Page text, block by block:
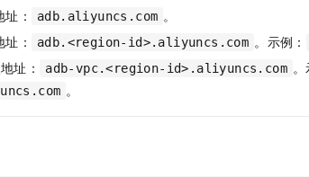
： adb.aliyuncs.com 。
：
adb.<region-id>.aliyuncs.com 。示例：
址：
adb-vpc.<region-id>.aliyuncs.com 。
。
GLM-5.2
1M上下文，专为长程任务能力而生
数据仓库 提供一站式管理容器应用的 K8s 服务
即开启云上创新 送.CN域名，送备案服务码
Night Plan 支持 Qwen 3.8-Max
夜间 5 折，Qwen/Meoo/TokenPlan 客户专享
快递物流查询
企业应用